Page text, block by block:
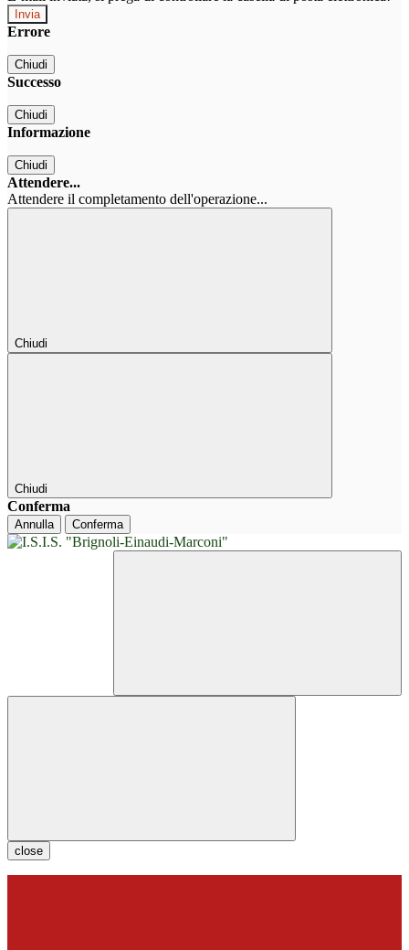
Errore
Chiudi
Successo
Chiudi
Informazione
Chiudi
Attendere...
Attendere il completamento dell'operazione...
Chiudi
Chiudi
Conferma
Annulla Conferma
close